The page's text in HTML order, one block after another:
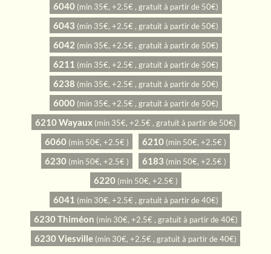
6040 (min 35€, +2.5€ , gratuit à partir de 50€)
6043 (min 35€, +2.5€ , gratuit à partir de 50€)
6042 (min 35€, +2.5€ , gratuit à partir de 50€)
6211 (min 35€, +2.5€ , gratuit à partir de 50€)
6238 (min 35€, +2.5€ , gratuit à partir de 50€)
6000 (min 35€, +2.5€ , gratuit à partir de 50€)
6210 Wayaux (min 35€, +2.5€ , gratuit à partir de 50€)
6060 (min 50€, +2.5€ ) 6210 (min 50€, +2.5€ )
6230 (min 50€, +2.5€ ) 6183 (min 50€, +2.5€ )
6220 (min 50€, +2.5€ )
6041 (min 30€, +2.5€ , gratuit à partir de 40€)
6230 Thiméon (min 30€, +2.5€ , gratuit à partir de 40€)
6230 Viesville (min 30€, +2.5€ , gratuit à partir de 40€)